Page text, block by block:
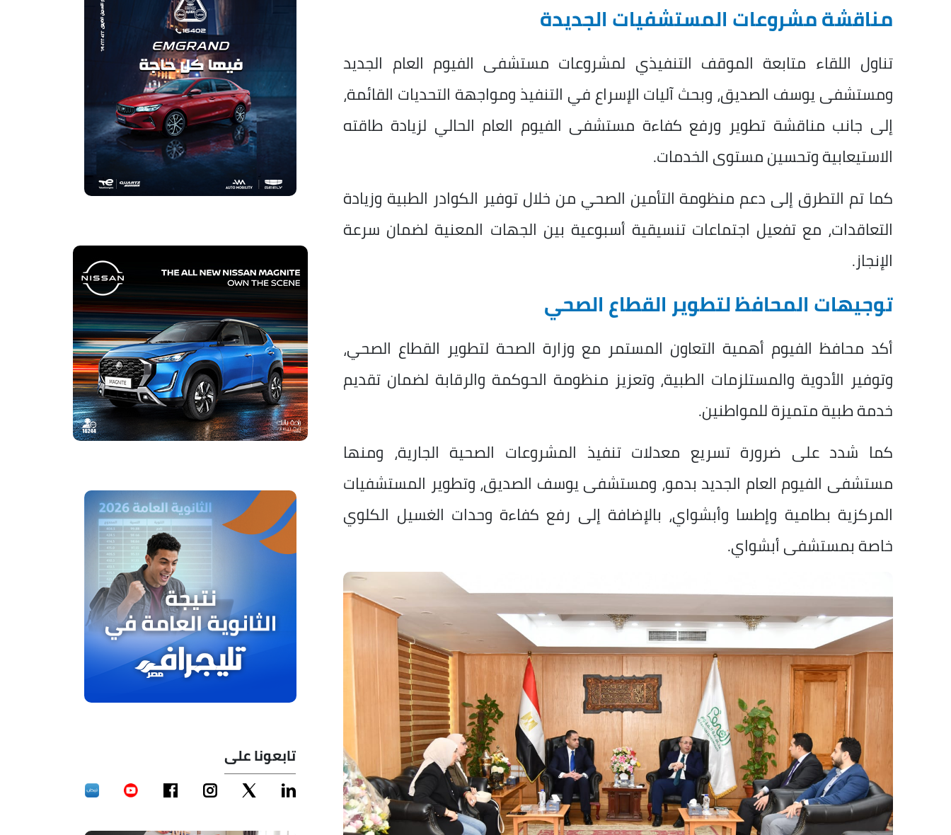
مناقشة مشروعات المستشفيات الجديدة
تناول اللقاء متابعة الموقف التنفيذي لمشروعات مستشفى الفيوم العام الجديد
ومستشفى يوسف الصديق، وبحث آليات الإسراع في التنفيذ ومواجهة التحديات القائمة،
إلى جانب مناقشة تطوير ورفع كفاءة مستشفى الفيوم العام الحالي لزيادة طاقته
الاستيعابية وتحسين مستوى الخدمات.
كما تم التطرق إلى دعم منظومة التأمين الصحي من خلال توفير الكوادر الطبية وزيادة
التعاقدات، مع تفعيل اجتماعات تنسيقية أسبوعية بين الجهات المعنية لضمان سرعة
الإنجاز.
توجيهات المحافظ لتطوير القطاع الصحي
أكد محافظ الفيوم أهمية التعاون المستمر مع وزارة الصحة لتطوير القطاع الصحي،
وتوفير الأدوية والمستلزمات الطبية، وتعزيز منظومة الحوكمة والرقابة لضمان تقديم
خدمة طبية متميزة للمواطنين.
كما شدد على ضرورة تسريع معدلات تنفيذ المشروعات الصحية الجارية، ومنها
مستشفى الفيوم العام الجديد بدمو، ومستشفى يوسف الصديق، وتطوير المستشفيات
المركزية بطامية وإطسا وأبشواي، بالإضافة إلى رفع كفاءة وحدات الغسيل الكلوي
خاصة بمستشفى أبشواي.
تابعونا على